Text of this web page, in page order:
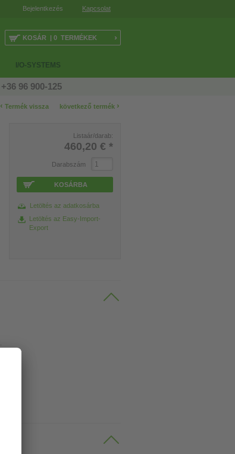
Bejelentkezés Kapcsolat
I/O-SYSTEMS
KOSÁR | 0 TERMÉKEK ›
+36 96 900-125
következő termék ›
‹ Termék vissza
Listaár/darab:
460,20 € *
Darabszám
KOSÁRBA
Letöltés az adatkosárba
Letöltés az Easy-Import-
Export